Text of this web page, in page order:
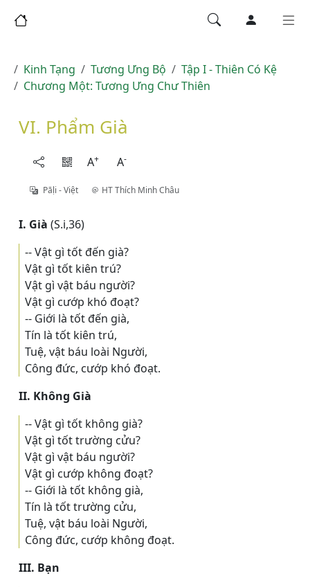
Kinh Tạng Tương Ưng Bộ
Tập I - Thiên Có Kệ
Chương Một: Tương Ưng Chư Thiên
VI. Phẩm Già
A+ A-
Pāḷi - Việt HT Thích Minh Châu
I. Già (S.i,36)
-- Vật gì tốt đến già?
Vật gì tốt kiên trú?
Vật gì vật báu người?
Vật gì cướp khó đoạt?
-- Giới là tốt đến già,
Tín là tốt kiên trú,
Tuệ, vật báu loài Người,
Công đức, cướp khó đoạt.
II. Không Già
-- Vật gì tốt không già?
Vật gì tốt trường cửu?
Vật gì vật báu người?
Vật gì cướp không đoạt?
-- Giới là tốt không già,
Tín là tốt trường cửu,
Tuệ, vật báu loài Người,
Công đức, cướp không đoạt.
III. Bạn